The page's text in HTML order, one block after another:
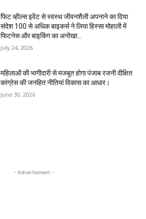
फिट व्हील्स इवेंट से स्वस्थ जीवनशैली अपनाने का दिया
संदेश 100 से अधिक बाइकर्स ने लिया हिस्सा मोहाली में
फिटनेस और बाइकिंग का अनोखा...
July 24, 2026
महिलाओं की भागीदारी से मजबूत होगा पंजाब रजनी दीक्षित
कांग्रेस की जनहित नीतियां विकास का आधार।
June 30, 2026
- Advertisment -